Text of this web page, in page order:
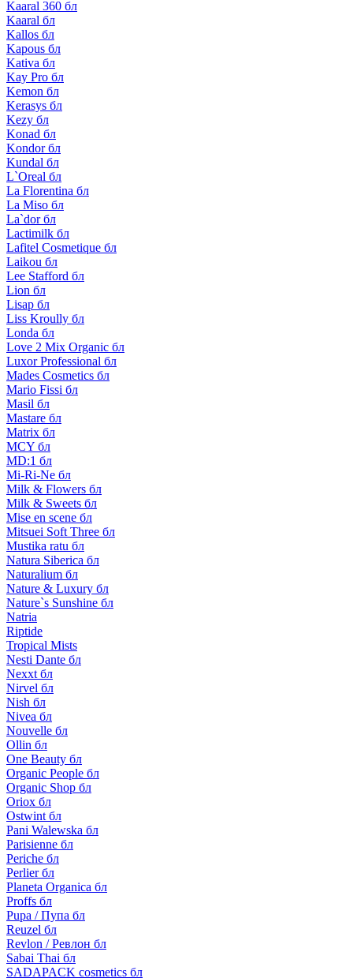
Kaaral 360 бл
Kaaral бл
Kallos бл
Kapous бл
Kativa бл
Kay Pro бл
Kemon бл
Kerasys бл
Kezy бл
Konad бл
Kondor бл
Kundal бл
L`Oreal бл
La Florentina бл
La Miso бл
La`dor бл
Lactimilk бл
Lafitel Cosmetique бл
Laikou бл
Lee Stafford бл
Lion бл
Lisap бл
Liss Kroully бл
Londa бл
Love 2 Mix Organic бл
Luxor Professional бл
Mades Cosmetics бл
Mario Fissi бл
Masil бл
Mastare бл
Matrix бл
MCY бл
MD:1 бл
Mi-Ri-Ne бл
Milk & Flowers бл
Milk & Sweets бл
Mise en scene бл
Mitsuei Soft Three бл
Mustika ratu бл
Natura Siberica бл
Naturalium бл
Nature & Luxury бл
Nature`s Sunshine бл
Natria
Riptide
Tropical Mists
Nesti Dante бл
Nexxt бл
Nirvel бл
Nish бл
Nivea бл
Nouvelle бл
Ollin бл
One Beauty бл
Organic People бл
Organic Shop бл
Oriox бл
Ostwint бл
Pani Walewska бл
Parisienne бл
Periche бл
Perlier бл
Planeta Organica бл
Proffs бл
Pupa / Пупа бл
Reuzel бл
Revlon / Ревлон бл
Sabai Thai бл
SADAPACK cosmetics бл